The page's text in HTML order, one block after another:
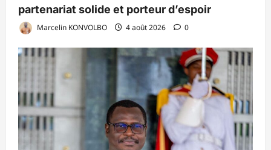
partenariat solide et porteur d’espoir
Marcelin KONVOLBO 4 août 2026 0